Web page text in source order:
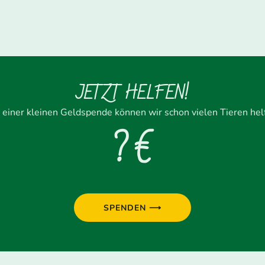
JETZT HELFEN!
kleinen Geldspende können wir schon vielen Tieren
? €
SPENDEN ⟶